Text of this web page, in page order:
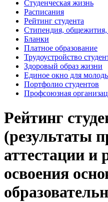
Студенческая жизнь
Расписания
Рейтинг студента
Стипендия,
Бланки
Платное образование
Трудоустройство
Здоровый образ жизни
Единое окно для
Портфолио студентов
Профсоюзная
Рейтинг
(результаты
аттестации и
освоения